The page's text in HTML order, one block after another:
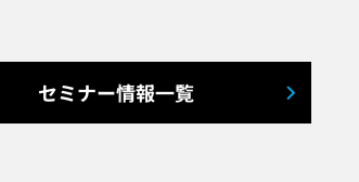
セミナー情報一覧